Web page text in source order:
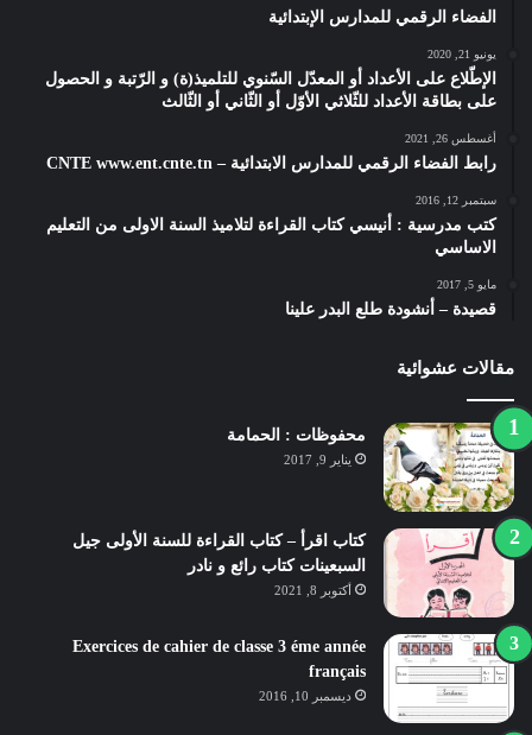
الفضاء الرقمي للمدارس الإبتدائية
يونيو 21, 2020
الإطّلاع على الأعداد أو المعدّل السّنوي للتلميذ(ة) و الرّتبة و الحصول
على بطاقة الأعداد للثّلاثي الأوّل أو الثّاني أو الثّالث
أغسطس 26, 2021
رابط الفضاء الرقمي للمدارس الابتدائية – CNTE www.ent.cnte.tn
سبتمبر 12, 2016
كتب مدرسية : أنيسي كتاب القراءة لتلاميذ السنة الاولى من التعليم
الاساسي
مايو 5, 2017
قصيدة – أنشودة طلع البدر علينا
مقالات عشوائية
محفوظات : الحمامة
يناير 9, 2017
كتاب اقرأ – كتاب القراءة للسنة الأولى جيل
السبعينات كتاب رائع و نادر
أكتوبر 8, 2021
Exercices de cahier de classe 3 éme année
français
ديسمبر 10, 2016